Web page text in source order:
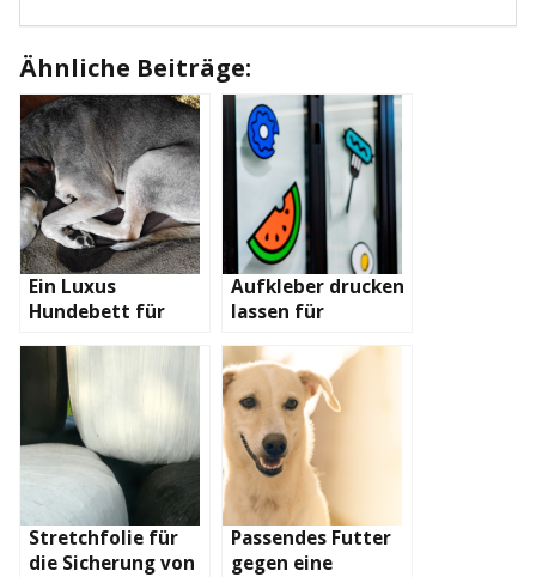
Ähnliche Beiträge:
Ein Luxus
Hundebett für
Freund
Aufkleber drucken
lassen für
Anwendungen
Stretchfolie für
die Sicherung von
Passendes Futter
gegen eine